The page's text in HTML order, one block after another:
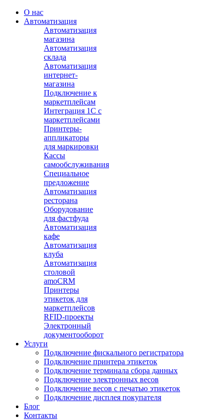
О нас
Автоматизация
Автоматизация
магазина
Автоматизация
склада
Автоматизация
интернет-
магазина
Подключение к
маркетплейсам
Интеграция 1С с
маркетплейсами
Принтеры-
аппликаторы
для маркировки
Кассы
самообслуживания
Специальное
предложение
Автоматизация
ресторана
Оборудование
для фастфуда
Автоматизация
кафе
Автоматизация
клуба
Автоматизация
столовой
amoCRM
Принтеры
этикеток для
маркетплейсов
RFID-проекты
Электронный
документооборот
Услуги
Подключение фискального регистратора
Подключение принтера этикеток
Подключение терминала сбора данных
Подключение электронных весов
Подключение весов с печатью этикеток
Подключение дисплея покупателя
Блог
Контакты